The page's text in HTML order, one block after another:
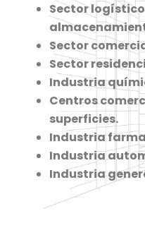
Sector
Sector
Sector
Industria
Centros
superficies.
Industria
Industria
Industria